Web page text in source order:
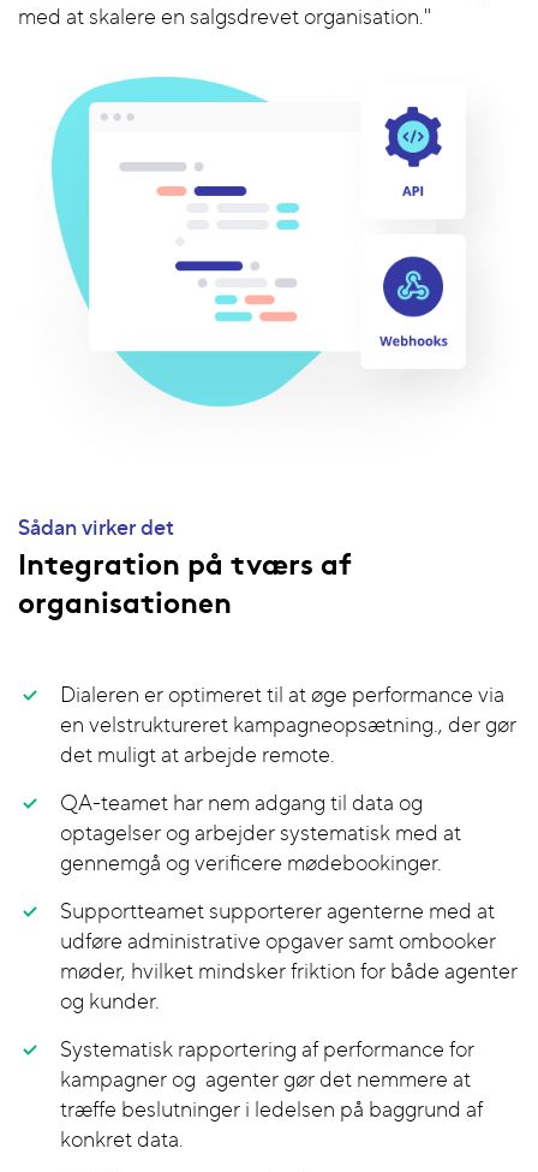
med at skalere en salgsdrevet organisation."
Sådan virker det
Integration på tværs af
organisationen
Dialeren er optimeret til at øge performance via
en velstruktureret kampagneopsætning., der gør
det muligt at arbejde remote.
QA-teamet har nem adgang til data og
optagelser og arbejder systematisk med at
gennemgå og verificere mødebookinger.
Supportteamet supporterer agenterne med at
udføre administrative opgaver samt ombooker
møder, hvilket mindsker friktion for både agenter
og kunder.
Systematisk rapportering af performance for
kampagner og agenter gør det nemmere at
træffe beslutninger i ledelsen på baggrund af
konkret data.